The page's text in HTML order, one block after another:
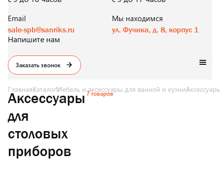
Email
sale-spb@sanriks.ru
Напишите нам
Мы находимся
ул. Фучика, д. 8, корпус 1
Заказать звонок
ГлавнаяКаталогМебель и аксессуары для ванной и кухни
Аксессуары
для
столовых
приборов
7 товаров